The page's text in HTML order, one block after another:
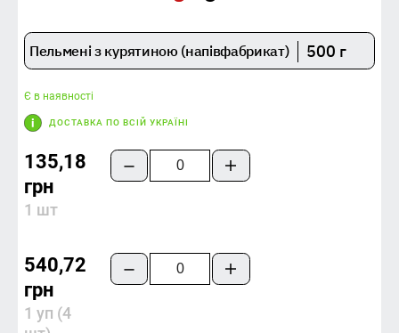
Пельмені з курятиною (напівфабрикат) 500 г
Є в наявності
ДОСТАВКА ПО ВСІЙ УКРАЇНІ
135,18
грн
1 шт
540,72
грн
1 уп (4